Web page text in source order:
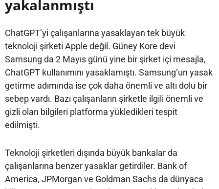
yakalanmıştı
ChatGPT’yi çalışanlarına yasaklayan tek büyük
teknoloji şirketi Apple değil. Güney Kore devi
Samsung da 2 Mayıs günü yine bir şirket içi mesajla,
ChatGPT kullanımını yasaklamıştı. Samsung’un yasak
getirme adımında ise çok daha önemli ve altı dolu bir
sebep vardı. Bazı çalışanların şirketle ilgili önemli ve
gizli olan bilgileri platforma yükledikleri tespit
edilmişti.
Teknoloji şirketleri dışında büyük bankalar da
çalışanlarına benzer yasaklar getirdiler. Bank of
America, JPMorgan ve Goldman Sachs da dünyaca